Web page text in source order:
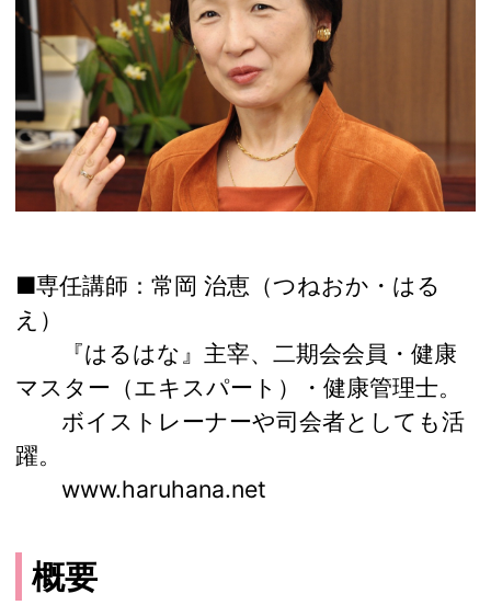
■専任講師：常岡 治恵（つねおか・はる
え）
『はるはな』主宰、二期会会員・健康
マスター（エキスパート）・健康管理士。
ボイストレーナーや司会者としても活
躍。
www.haruhana.net
概要